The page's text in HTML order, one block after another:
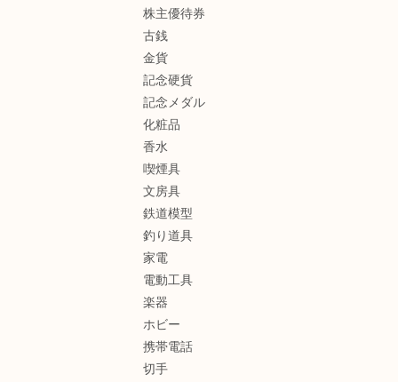
株主優待券
古銭
金貨
記念硬貨
記念メダル
化粧品
香水
喫煙具
文房具
鉄道模型
釣り道具
家電
電動工具
楽器
ホビー
携帯電話
切手